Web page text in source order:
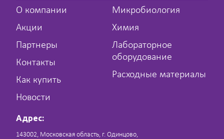
О компании
Акции
Партнеры
Контакты
Как купить
Новости
Микробиология
Химия
Лабораторное
оборудование
Расходные материалы
Адрес:
143002, Московская область, г. Одинцово,